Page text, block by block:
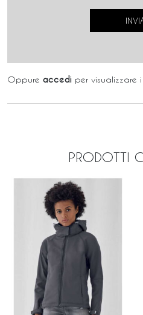
Oppure accedi per visualizzare
PRODOTTI